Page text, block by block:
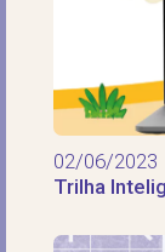
02/06/2023
Trilha